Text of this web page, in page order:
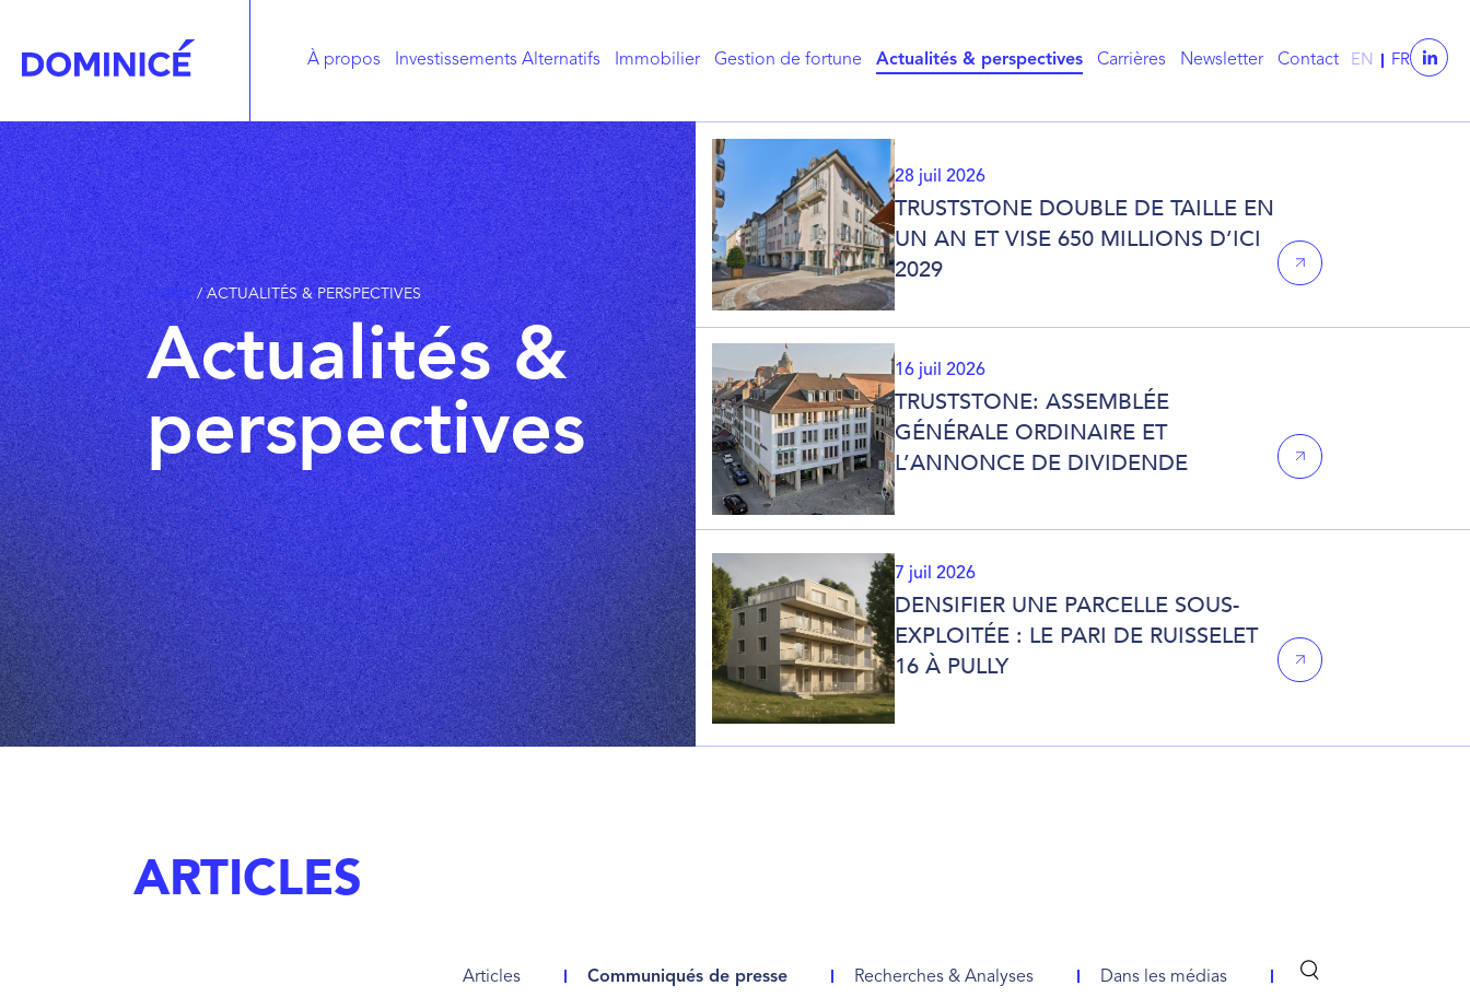
À propos Investissements Alternatifs Immobilier Gestion de fortune Actualités & perspectives Carrières Newsletter Contact EN FR
HOME/ACTUALITÉS & PERSPECTIVES
Actualités&
perspectives
28 juil 2026
TRUSTSTONE DOUBLE DE TAILLE EN
UN AN ET VISE 650 MILLIONS D’ICI
2029
16 juil 2026
TRUSTSTONE: ASSEMBLÉE
GÉNÉRALE ORDINAIRE ET
L’ANNONCE DE DIVIDENDE
7 juil 2026
DENSIFIER UNE PARCELLE SOUS-
EXPLOITÉE : LE PARI DE RUISSELET
16 À PULLY
ARTICLES
Articles Communiqués de presse Recherches & Analyses Dans les médias